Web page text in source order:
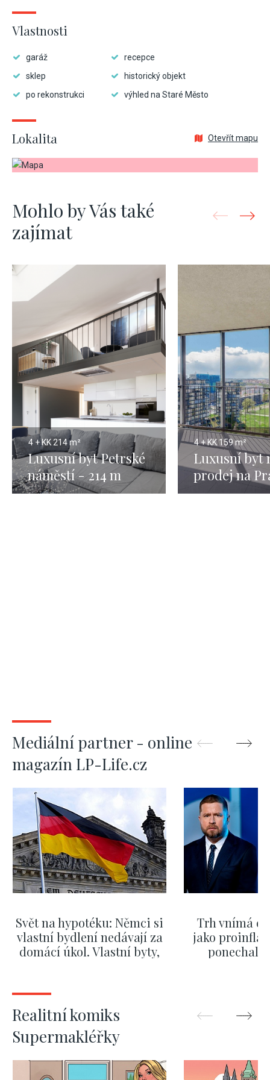
Vlastnosti
garáž
recepce
sklep
historický objekt
po rekonstrukci
výhled na Staré Město
Lokalita Otevřít mapu
Mohlo by Vás také
zajímat
4 + KK214 m²
Luxusní byt Petrské
náměstí - 214 m
4 + KK159 m²
Luxusní byt
prodej na
159m
Mediální partner - online
magazín LP-Life.cz
Svět na hypotéku: Němci si
vlastní bydlení nedávají za
domácí úkol. Vlastní byty,
Trh vnímá
jako
ponechali
Realitní komiks
Supermakléřky